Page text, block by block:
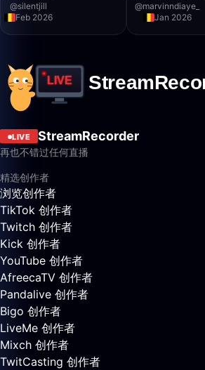
@silentjill
Feb 2026
@marvinndiaye_
Jan 2026
LIVE StreamRecorder
再也不错过任何直播
精选创作者
浏览创作者
TikTok 创作者
Twitch 创作者
Kick 创作者
YouTube 创作者
AfreecaTV 创作者
Pandalive 创作者
Bigo 创作者
LiveMe 创作者
Mixch 创作者
TwitCasting 创作者